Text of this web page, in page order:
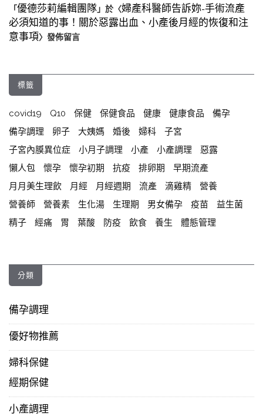
「優德莎莉編輯團隊」於〈婦產科醫師告訴妳-手術流產
必須知道的事！關於惡露出血、小產後月經的恢復和注
意事項〉發佈留言
標籤
covid19 Q10 保健 保健食品 健康 健康食品
備孕
備孕調理
卵子 大姨媽 婚後 婦科
子宮
子宮內膜異位症
小月子調理 小產 小產調理
惡露
懶人包
懷孕 懷孕初期 抗疫 排卵期
早期流產
月月美生理飲
月經 月經週期 流產 滴雞精
營養
營養師
營養素 生化湯 生理期 男女備孕 疫苗
益生菌
精子
經痛 胃 葉酸 防疫 飲食 養生 體態管理
分類
備孕調理
優好物推薦
婦科保健
經期保健
小產調理